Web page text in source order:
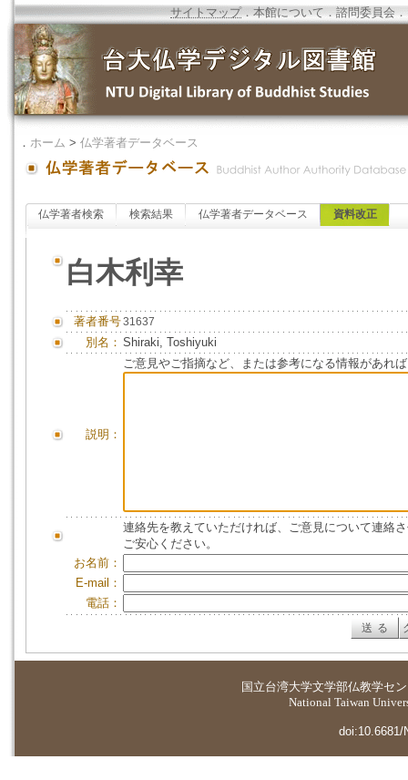
サイトマップ．本館について ．諮問委員会 ．
． ホーム > 仏学著者データベース
仏学著者検索 検索結果 仏学著者データベース 資料改正
白木利幸
著者番号31637
別名： Shiraki, Toshiyuki
説明：
ご意見やご指摘など、または参考になる情報があれ
連絡先を教えていただければ、ご意見について連絡
ご安心ください。
お名前：
E-mail：
電話：
国立台湾大学文学部仏教学セ
National Taiwan
doi:10.6681/